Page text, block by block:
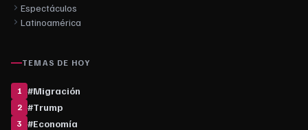
Espectáculos
Latinoamérica
TEMAS DE HOY
1 #Migración
2 #Trump
3 #Economía